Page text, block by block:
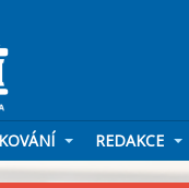
REDAKCE